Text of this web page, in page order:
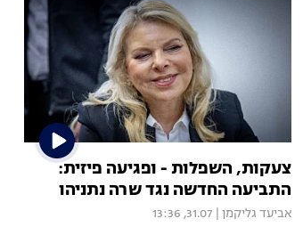
צעקות, השפלות - ופגיעה פיזית:
התביעה החדשה נגד שרה נתניהו
אביעד גליקמן 31.07, 13:36